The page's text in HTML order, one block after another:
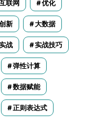
联网 优化
新 大数据
战 实战技巧
弹性计算
数据赋能
正则表达式